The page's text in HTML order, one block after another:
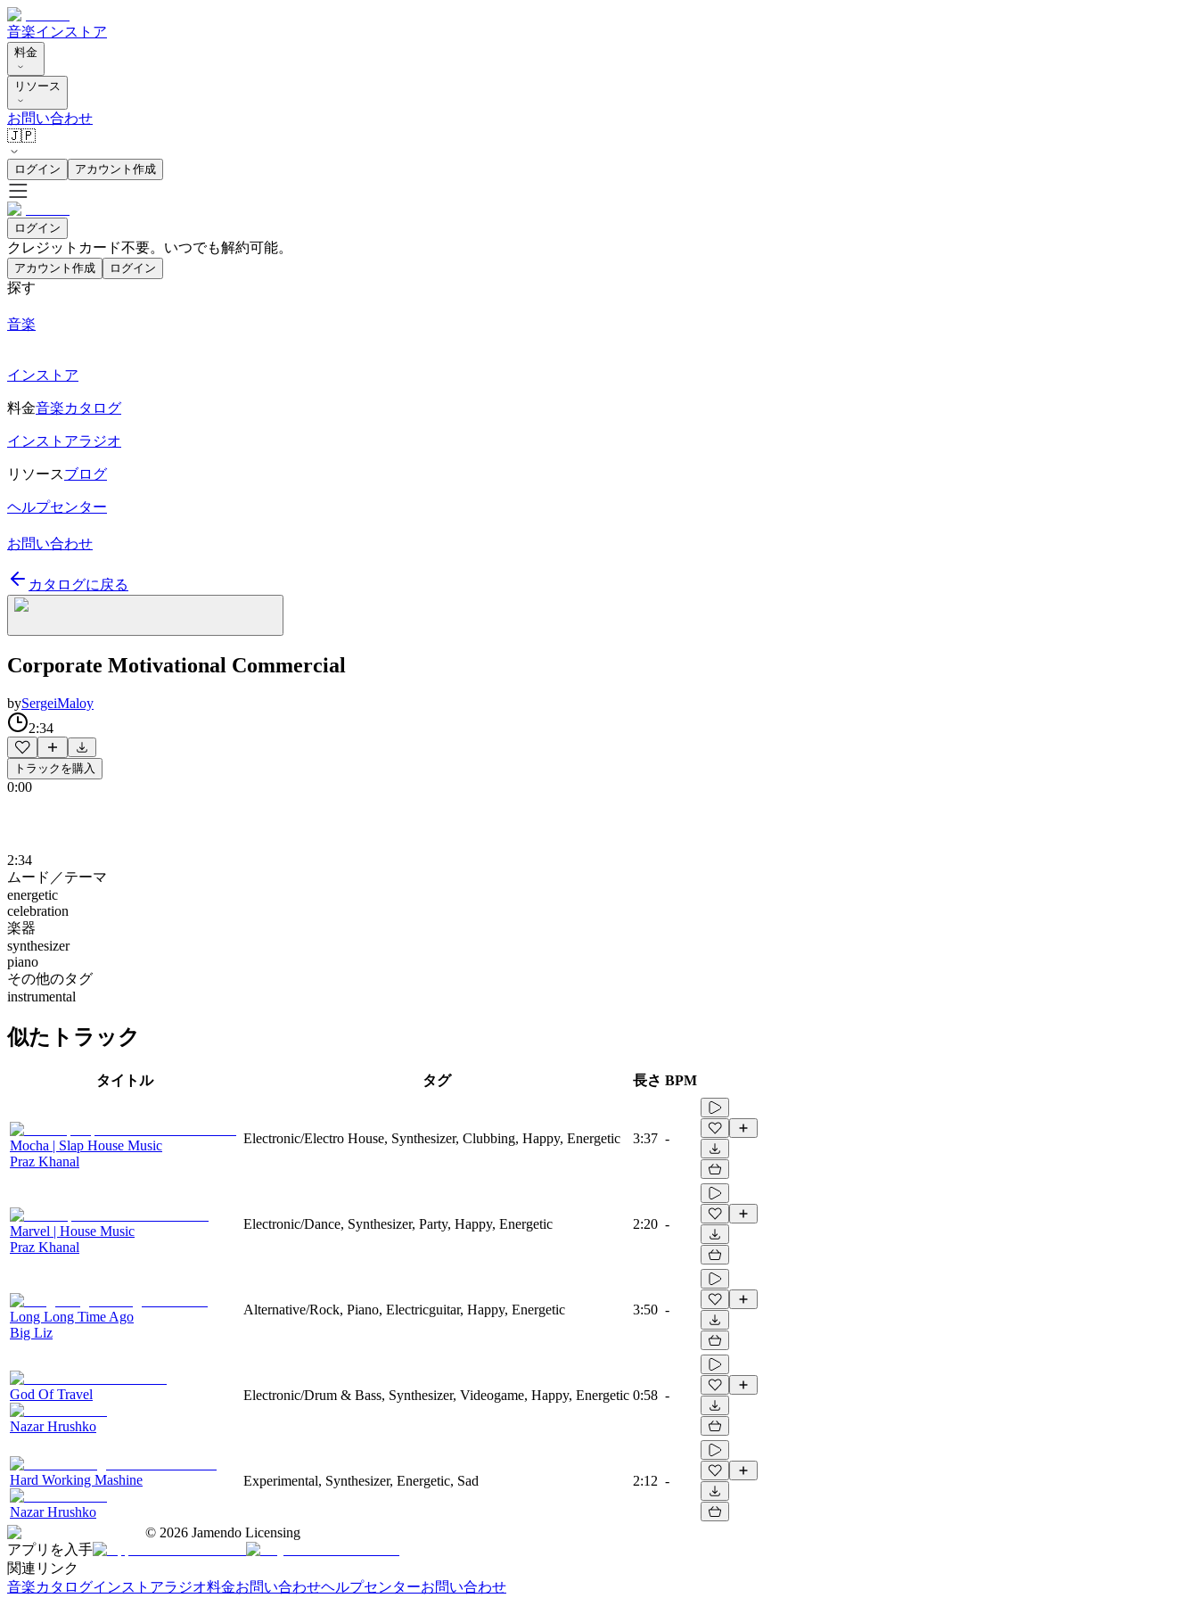
音楽インストア
料金
リソース
お問い合わせ
🇯🇵
ログイン アカウント作成
ログイン
クレジットカード不要。いつでも解約可能。
アカウント作成 ログイン
探す
音楽
インストア
料金音楽カタログ
インストアラジオ
リソースブログ
ヘルプセンター
お問い合わせ
カタログに戻る
Corporate Motivational Commercial
bySergeiMaloy
2:34
トラックを購入
0:00
2:34
ムード／テーマ
energetic
celebration
楽器
synthesizer
piano
その他のタグ
instrumental
似たトラック
タイトル タグ 長さ BPM
Mocha | Slap House Music
Praz Khanal
Electronic/Electro House, Synthesizer, Clubbing, Happy, Energetic 3:37 -
Marvel | House Music
Praz Khanal
Electronic/Dance, Synthesizer, Party, Happy, Energetic 2:20 -
Long Long Time Ago
Big Liz
Alternative/Rock, Piano, Electricguitar, Happy, Energetic 3:50 -
God Of Travel
Nazar Hrushko
Electronic/Drum & Bass, Synthesizer, Videogame, Happy, Energetic 0:58 -
Hard Working Mashine
Nazar Hrushko
Experimental, Synthesizer, Energetic, Sad 2:12 -
© 2026 Jamendo Licensing
アプリを入手
関連リンク
音楽カタログインストアラジオ料金お問い合わせヘルプセンターお問い合わせ